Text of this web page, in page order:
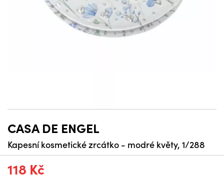
CASA DE ENGEL
Kapesní kosmetické zrcátko - modré květy, 1/288
118 Kč